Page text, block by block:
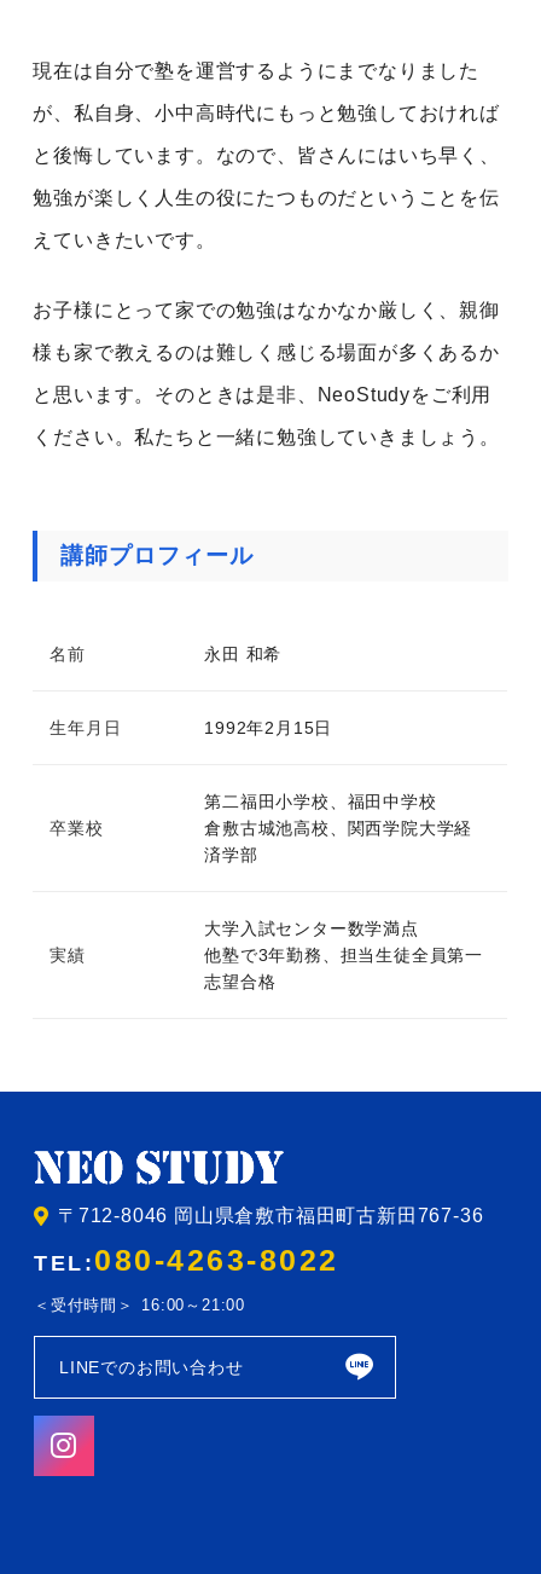
現在は自分で塾を運営するようにまでなりました
が、私自身、小中高時代にもっと勉強しておければ
と後悔しています。なので、皆さんにはいち早く、
勉強が楽しく人生の役にたつものだということを伝
えていきたいです。
お子様にとって家での勉強はなかなか厳しく、親御
様も家で教えるのは難しく感じる場面が多くあるか
と思います。そのときは是非、NeoStudyをご利用
ください。私たちと一緒に勉強していきましょう。
講師プロフィール
名前 永田 和希
生年月日 1992年2月15日
卒業校
第二福田小学校、福田中学校
倉敷古城池高校、関西学院大学経
済学部
実績
大学入試センター数学満点
他塾で3年勤務、担当生徒全員第一
志望合格
〒712-8046 岡山県倉敷市福田町古新田767-36
TEL: 080-4263-8022
受付時間 16:00～21:00
LINEでのお問い合わせ